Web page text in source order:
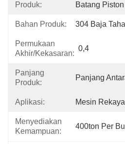
Produk: Batang
Bahan Produk: 304 Baja
Permukaan
Akhir/kekasaran:
0,4
Panjang
Produk:
Panjang
Aplikasi: Mesin
Menyediakan
Kemampuan:
400ton Per